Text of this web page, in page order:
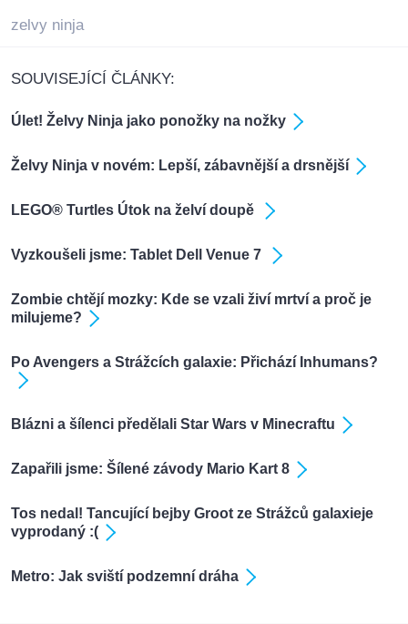
zelvy ninja
SOUVISEJÍCÍ ČLÁNKY:
Úlet! Želvy Ninja jako ponožky na nožky
Želvy Ninja v novém: Lepší, zábavnější a drsnější
LEGO® Turtles Útok na želví doupě
Vyzkoušeli jsme: Tablet Dell Venue 7
Zombie chtějí mozky: Kde se vzali živí mrtví a proč je
milujeme?
Po Avengers a Strážcích galaxie: Přichází Inhumans?
Blázni a šílenci předělali Star Wars v Minecraftu
Zapařili jsme: Šílené závody Mario Kart 8
Tos nedal! Tancující bejby Groot ze Strážců galaxieje
vyprodaný :(
Metro: Jak sviští podzemní dráha